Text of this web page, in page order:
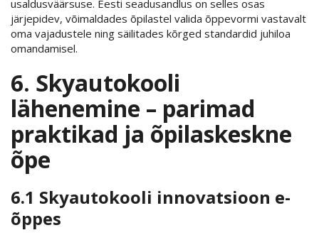
usaldusväärsuse. Eesti seadusandlus on selles osas
järjepidev, võimaldades õpilastel valida õppevormi vastavalt
oma vajadustele ning säilitades kõrged standardid juhiloa
omandamisel.
6. Skyautokooli
lähenemine – parimad
praktikad ja õpilaskeskne
õpe
6.1 Skyautokooli innovatsioon e-
õppes